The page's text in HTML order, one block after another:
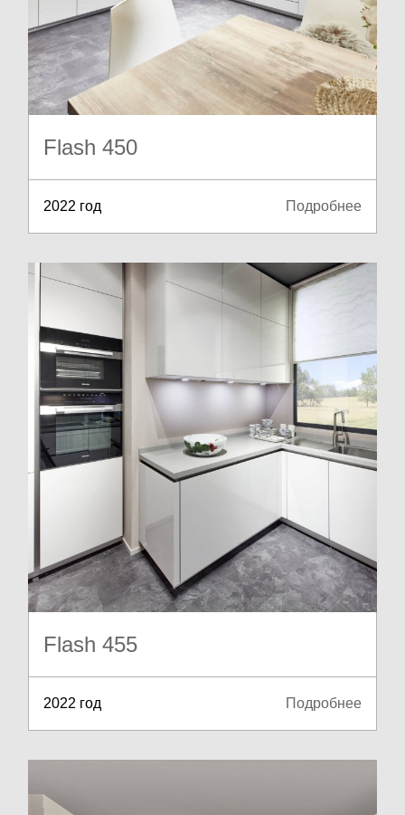
Flash 450
2022 год Подробнее
Flash 455
2022 год Подробнее